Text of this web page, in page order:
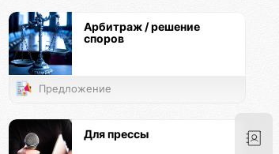
Арбитраж / решение
споров
Предложение
Для прессы